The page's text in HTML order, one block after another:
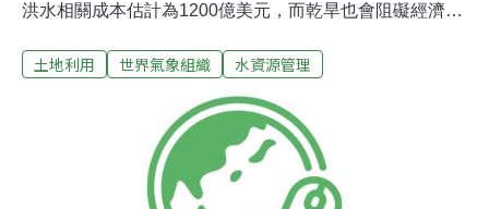
洪水相關成本估計為1200億美元，而乾旱也會阻礙經濟增
氣象組織與其他國際組織合作召開的水文大會7日在日內
為期三天的高級別會議，以加強合作，改善全球水文服務
的提供和使用，充分利用綜合知識和專業知識，調集公共
和私營部門對關鍵舉措的支持。大會的召開正值「水促進
可持續發展國際行動十年」啟動之際。氣象組織表示，人
土地利用 世界氣象組織 水資源管理